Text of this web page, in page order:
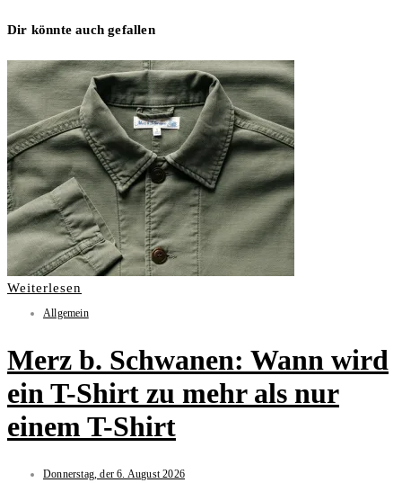
Dir könnte auch gefallen
Weiterlesen
Allgemein
Merz b. Schwanen: Wann wird
ein T-Shirt zu mehr als nur
einem T-Shirt
Donnerstag, der 6. August 2026